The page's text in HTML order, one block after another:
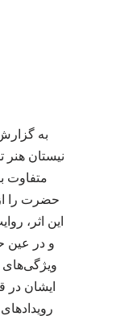
به
نیستان هنر
حضرت را
این اثر،
و در عین
ویژگی‌های
ایشان در